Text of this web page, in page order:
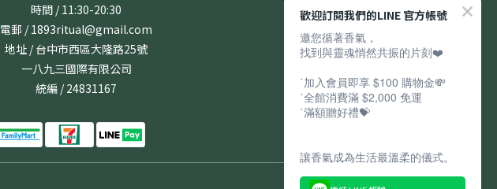
時間 / 11:30-20:30
電郵 / 1893ritual@gmail.com
地址 / 台中市西區大隆路25號
一八九三國際有限公司
統編 / 24831167
歡迎訂閱我們的LINE 官方帳號
邀您循著香氣，
找到與靈魂悄然共振的片刻❤️
˙加入會員即享 $100 購物金💸
˙全館消費滿 $2,000 免運
˙滿額贈好禮💝
讓香氣成為生活最溫柔的儀式。